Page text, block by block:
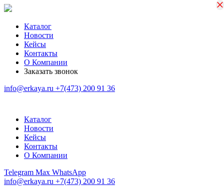
Каталог
Новости
Кейсы
Контакты
О Компании
Заказать звонок
info@erkaya.ru +7(473) 200 91 36
Каталог
Новости
Кейсы
Контакты
О Компании
Telegram Max WhatsApp
info@erkaya.ru +7(473) 200 91 36
×
×